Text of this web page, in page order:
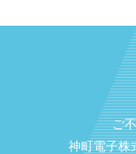
ご
神町電子株